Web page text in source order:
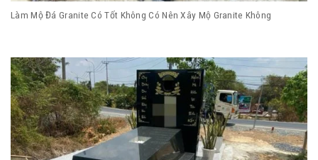
Làm Mộ Đá Granite Có Tốt Không Có Nên Xây Mộ Granite Không